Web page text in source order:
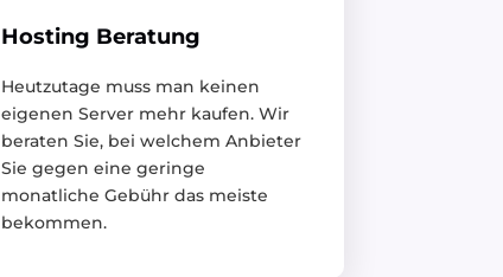
Hosting Beratung
Heutzutage muss man keinen
eigenen Server mehr kaufen. Wir
beraten Sie, bei welchem Anbieter
Sie gegen eine geringe
monatliche Gebühr das meiste
bekommen.